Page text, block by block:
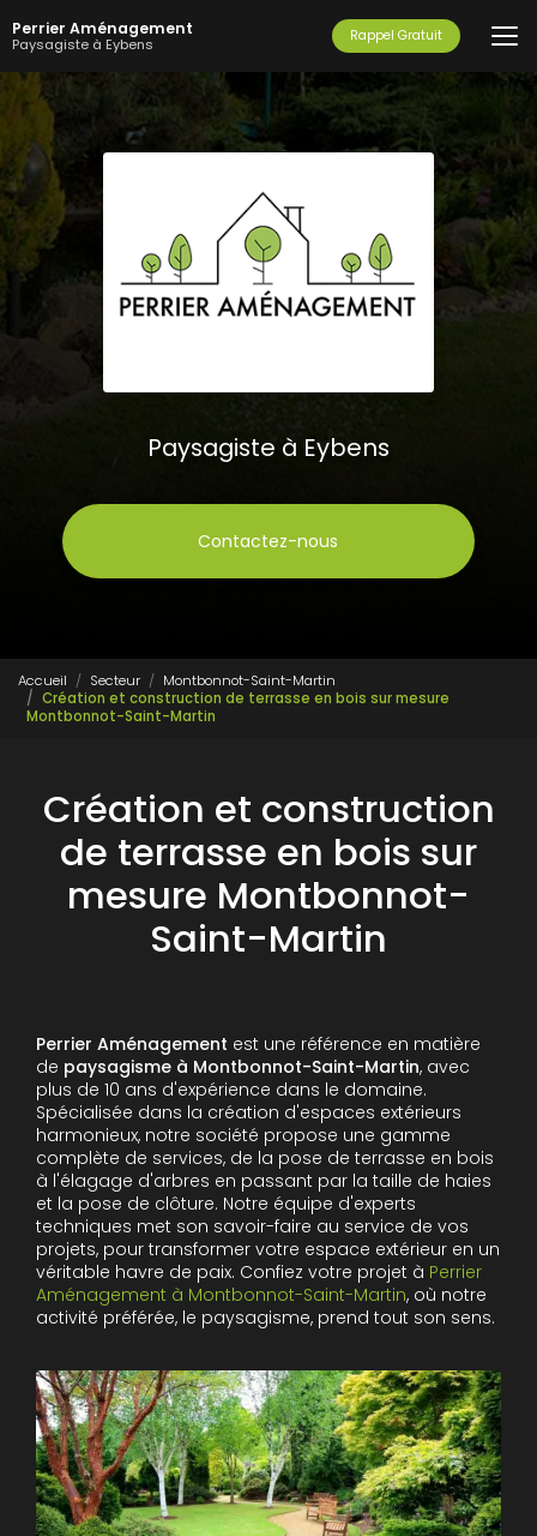
au
contenu
principal
Perrier Aménagement
Paysagiste à Eybens Rappel Gratuit
Paysagiste à Eybens
Contactez-nous
Accueil Secteur
Montbonnot-Saint-Martin
Création et construction de terrasse en bois sur mesure
Montbonnot-Saint-Martin
Création et construction
de terrasse en bois sur
mesure Montbonnot-
Saint-Martin
Perrier Aménagement est une référence en matière
de paysagisme à Montbonnot-Saint-Martin, avec
plus de 10 ans d'expérience dans le domaine.
Spécialisée dans la création d'espaces extérieurs
harmonieux, notre société propose une gamme
complète de services, de la pose de terrasse en bois
à l'élagage d'arbres en passant par la taille de haies
et la pose de clôture. Notre équipe d'experts
techniques met son savoir-faire au service de vos
projets, pour transformer votre espace extérieur en un
véritable havre de paix. Confiez votre projet à Perrier
Aménagement à Montbonnot-Saint-Martin, où notre
activité préférée, le paysagisme, prend tout son sens.